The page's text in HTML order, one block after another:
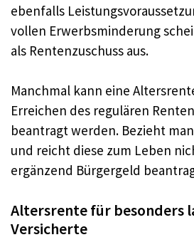
ebenfalls
vollen Erwerbsminderung
als Rentenzuschuss aus.
Manchmal kann eine
Erreichen des regulären
beantragt werden. Bezieht
und reicht diese zum Leben
ergänzend Bürgergeld
Altersrente für besonders
Versicherte